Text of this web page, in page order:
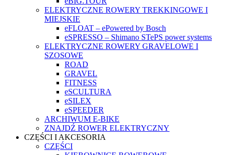
ELEKTRYCZNE ROWERY TREKKINGOWE I
MIEJSKIE
eFLOAT – ePowered by Bosch
eSPRESSO – Shimano STePS power systems
ELEKTRYCZNE ROWERY GRAVELOWE I
SZOSOWE
ROAD
GRAVEL
FITNESS
eSCULTURA
eSILEX
eSPEEDER
ARCHIWUM E-BIKE
ZNAJDŹ ROWER ELEKTRYCZNY
CZĘŚCI I AKCESORIA
CZĘŚCI